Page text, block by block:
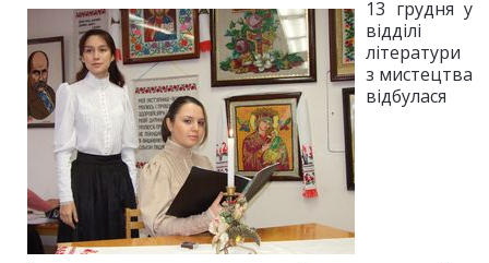
13 грудня у
відділі
літератури
з мистецтва
відбулася